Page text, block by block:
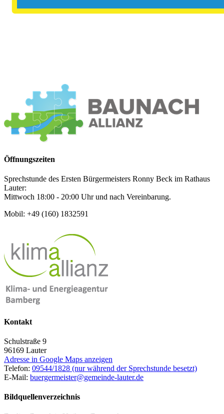
Öffnungszeiten
Sprechstunde des Ersten Bürgermeisters Ronny Beck im Rathaus
Lauter:
Mittwoch 18:00 - 20:00 Uhr und nach Vereinbarung.
Mobil: +49 (160) 1832591
Kontakt
Schulstraße 9
96169 Lauter
Adresse in Google Maps anzeigen
Telefon: 09544/1828 (nur während der Sprechstunde besetzt)
E-Mail: buergermeister@gemeinde-lauter.de
Bildquellenverzeichnis